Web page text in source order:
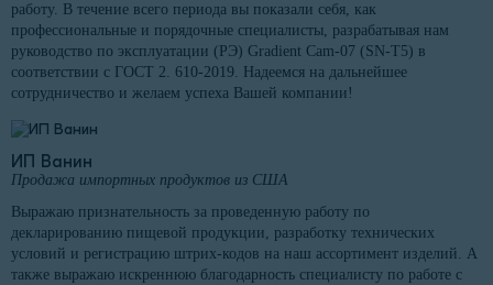
работу. В течение всего периода вы показали себя, как
профессиональные и порядочные специалисты, разрабатывая нам
руководство по эксплуатации (РЭ) Gradient Cam-07 (SN-T5) в
соответствии с ГОСТ 2. 610-2019. Надеемся на дальнейшее
сотрудничество и желаем успеха Вашей компании!
ИП Ванин
Продажа импортных продуктов из США
Выражаю признательность за проведенную работу по
декларированию пищевой продукции, разработку технических
условий и регистрацию штрих-кодов на наш ассортимент изделий. А
также выражаю искреннюю благодарность специалисту по работе с